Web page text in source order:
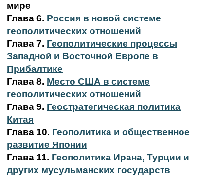
мире
Глава 6. Россия в новой системе
геополитических отношений
Глава 7. Геополитические процессы
Западной и Восточной Европе в
Прибалтике
Глава 8. Место США в системе
геополитических отношений
Глава 9. Геостратегическая политика
Китая
Глава 10. Геополитика и общественное
развитие Японии
Глава 11. Геополитика Ирана, Турции и
других мусульманских государств